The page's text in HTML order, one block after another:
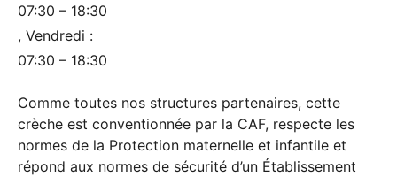
07:30 – 18:30
, Vendredi :
07:30 – 18:30
Comme toutes nos structures partenaires, cette
crèche est conventionnée par la CAF, respecte les
normes de la Protection maternelle et infantile et
répond aux normes de sécurité d’un Établissement